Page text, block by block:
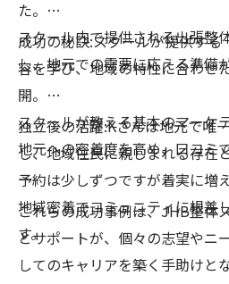
た。
スクール内で提供される出張整
し、地元での需要に応える準備
成功の秘訣:スクールが提供す
容を学び、地域の特性に合わせ
開。
スクールが教える基本のマーケ
地元への密着度を高め、口コミ
独立後の活躍:Kさんは地元で唯
し、地域住民に親しまれる存在
予約は少しずつですが着実に増
地域密着でコミュニティに根差
す。
これらの成功事例は、JHB整体
とサポートが、個々の志望やニ
してのキャリアを築く手助けと